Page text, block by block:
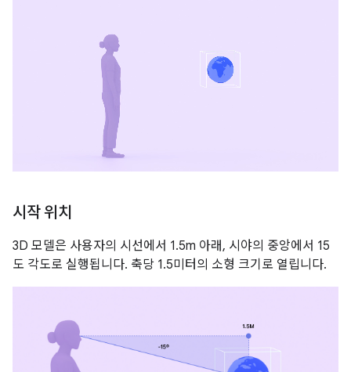
시작 위치
3D 모델은 사용자의 시선에서 1.5m 아래, 시야의 중앙에서 15
도 각도로 실행됩니다. 축당 1.5미터의 소형 크기로 열립니다.